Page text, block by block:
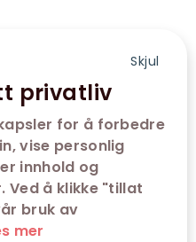
Skjul
privatliv
for å forbedre
vise personlig
innhold og
Ved å klikke "tillat
bruk av
mer